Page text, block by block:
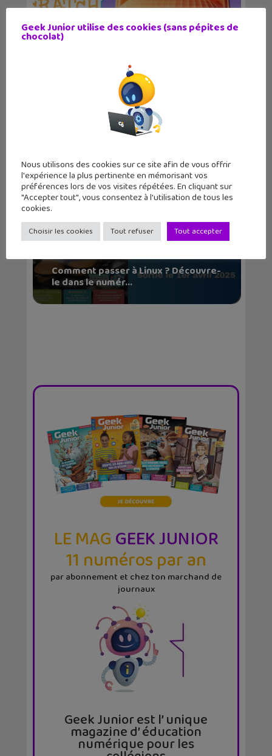
Tuto Coding : l’art génératif avec
Comment passer à Linux ? Découvre-
le dans le numér...
LE MAGGEEK JUNIOR
11 numéros par an
par abonnement et chez ton marchand de
journaux
Geek Junior est l’ unique
magazine d’ éducation
numérique pour les
Geek Junior utilise des cookies (sans pépites de
chocolat)
Nous utilisons des cookies sur ce site afin de vous offrir
l'expérience la plus pertinente en mémorisant vos
préférences lors de vos visites répétées. En cliquant sur
"Accepter tout", vous consentez à l'utilisation de tous les
cookies.
Choisir les cookies Tout refuser Tout accepter